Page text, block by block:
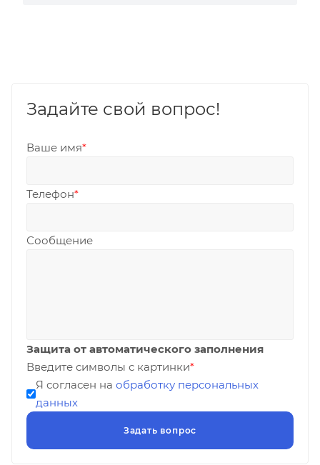
Задайте свой вопрос!
Ваше имя*
Телефон*
Сообщение
Защита от автоматического заполнения
Введите символы с картинки*
Я согласен на обработку персональных
данных